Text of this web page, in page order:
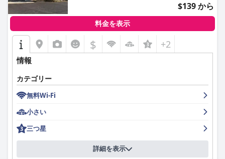
$139 から
料金を表示
$ +2
情報
カテゴリー
無料Wi-Fi
小さい
三つ星
詳細を表示